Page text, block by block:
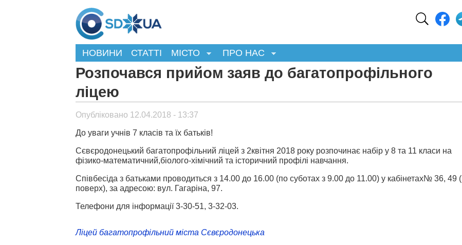
НОВИНИ СТАТТІ МІСТО ПРО НАС
Розпочався прийом заяв до багатопрофільного
ліцею
Опубліковано 12.04.2018 - 13:37
До уваги учнів 7 класів та їх батьків!
Сєвєродонецький багатопрофільний ліцей з 2квітня 2018 року розпочинає набір у 8 та 11 класи на
фізико-математичний,біолого-хімічний та історичний профілі навчання.
Співбесіда з батьками проводиться з 14.00 до 16.00 (по суботах з 9.00 до 11.00) у кабінетах№ 36, 49 (ІІ
поверх), за адресою: вул. Гагаріна, 97.
Телефони для інформації 3-30-51, 3-32-03.
Ліцей багатопрофільний міста Сєвєродонецька